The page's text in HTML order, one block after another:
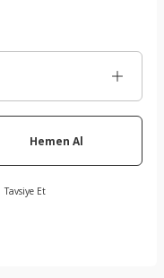
Hemen Al
Tavsiye Et